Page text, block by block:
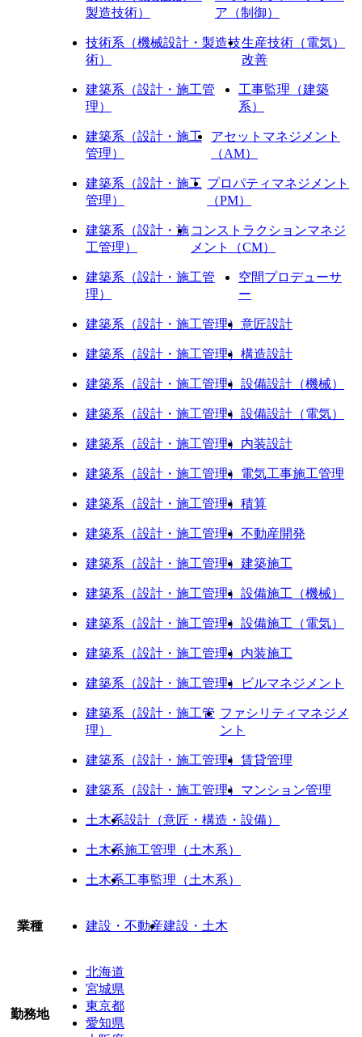
製造技術）
ア（制御）
技術系（機械設計・製造技
術）
生産技術（電気）
改善
建築系（設計・施工管
理）
工事監理（建築
系）
建築系（設計・施工
管理）
アセットマネジメント
（AM）
建築系（設計・施工
管理）
プロパティマネジメント
（PM）
建築系（設計・施
工管理）
コンストラクションマネジ
メント（CM）
建築系（設計・施工管
理）
空間プロデューサ
ー
建築系（設計・施工管理） 意匠設計
建築系（設計・施工管理） 構造設計
建築系（設計・施工管理） 設備設計（機械）
建築系（設計・施工管理） 設備設計（電気）
建築系（設計・施工管理） 内装設計
建築系（設計・施工管理） 電気工事施工管理
建築系（設計・施工管理） 積算
建築系（設計・施工管理） 不動産開発
建築系（設計・施工管理） 建築施工
建築系（設計・施工管理） 設備施工（機械）
建築系（設計・施工管理） 設備施工（電気）
建築系（設計・施工管理） 内装施工
建築系（設計・施工管理） ビルマネジメント
建築系（設計・施工管
理）
ファシリティマネジメ
ント
建築系（設計・施工管理） 賃貸管理
建築系（設計・施工管理） マンション管理
土木系設計（意匠・構造・設備）
土木系施工管理（土木系）
土木系工事監理（土木系）
業種 建設・不動産建設・土木
勤務地
北海道
宮城県
東京都
愛知県